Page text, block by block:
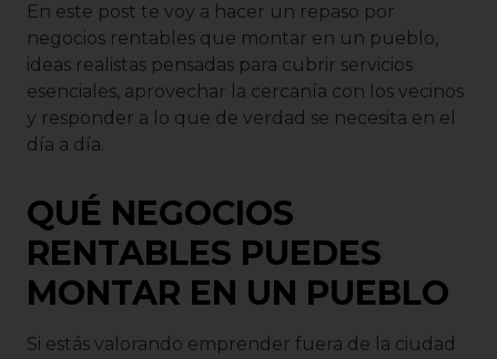
En este post te voy a hacer un repaso por
negocios rentables que montar en un pueblo,
ideas realistas pensadas para cubrir servicios
esenciales, aprovechar la cercanía con los vecinos
y responder a lo que de verdad se necesita en el
día a día.
QUÉ NEGOCIOS
RENTABLES PUEDES
MONTAR EN UN PUEBLO
Si estás valorando emprender fuera de la ciudad